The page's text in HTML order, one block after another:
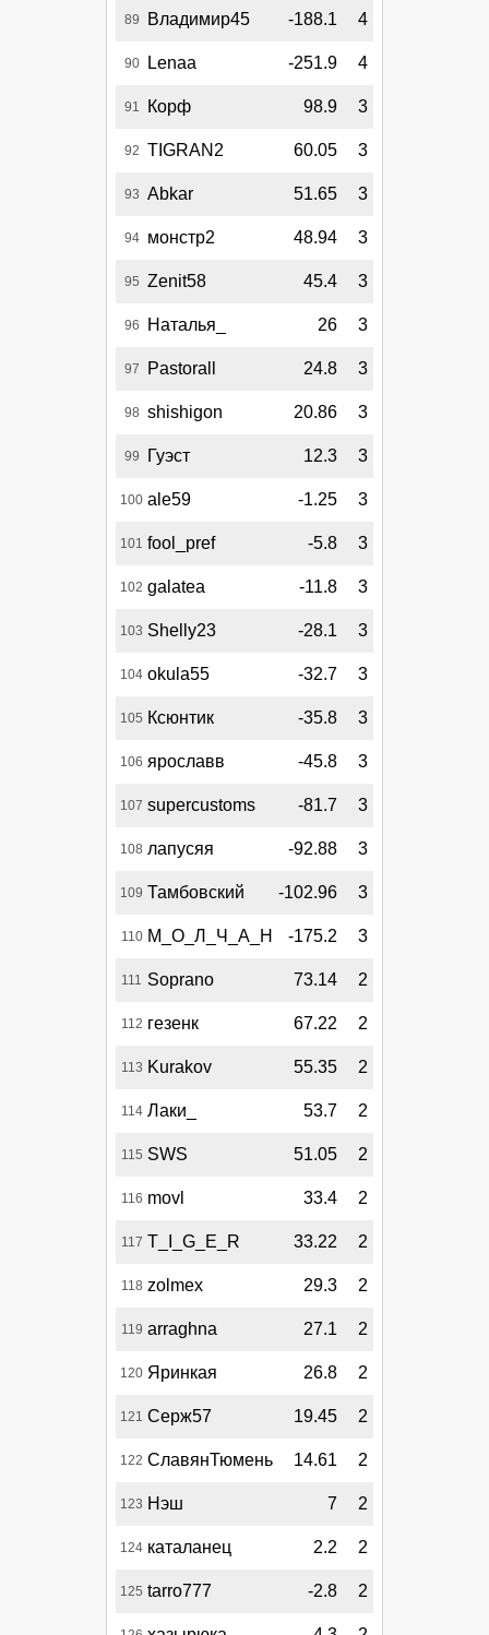
89 Владимир45 -188.1 4
90 Lenaa -251.9 4
91 Корф 98.9 3
92 TIGRAN2 60.05 3
93 Abkar 51.65 3
94 монстр2 48.94 3
95 Zenit58 45.4 3
96 Наталья_ 26 3
97 Pastorall 24.8 3
98 shishigon 20.86 3
99 Гуэст 12.3 3
100 ale59 -1.25 3
101 fool_pref -5.8 3
102 galatea -11.8 3
103 Shelly23 -28.1 3
104 okula55 -32.7 3
105 Ксюнтик -35.8 3
106 ярославв -45.8 3
107 supercustoms -81.7 3
108 лапусяя -92.88 3
109 Тамбовский -102.96 3
110 М_О_Л_Ч_А_Н -175.2 3
111 Soprano 73.14 2
112 гезенк 67.22 2
113 Kurakov 55.35 2
114 Лаки_ 53.7 2
115 SWS 51.05 2
116 movl 33.4 2
117 T_I_G_E_R 33.22 2
118 zolmex 29.3 2
119 arraghna 27.1 2
120 Яринкая 26.8 2
121 Серж57 19.45 2
122 СлавянТюмень 14.61 2
123 Нэш 7 2
124 каталанец 2.2 2
125 tarro777 -2.8 2